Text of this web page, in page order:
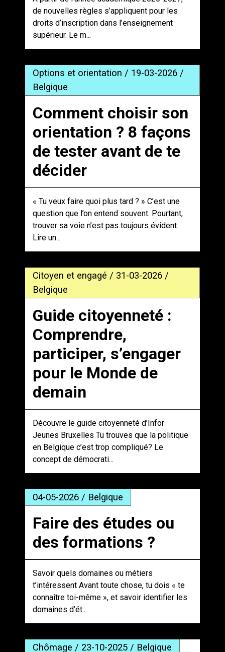
de nouvelles règles s’appliquent pour les
droits d’inscription dans l’enseignement
supérieur. Le m...
Options et orientation / 19-03-2026 /
Belgique
Comment choisir son
orientation ? 8 façons
de tester avant de te
décider
« Tu veux faire quoi plus tard ? » C’est une
question que l’on entend souvent. Pourtant,
trouver sa voie n’est pas toujours évident.
Lire un...
Citoyen et engagé / 31-03-2026 /
Belgique
Guide citoyenneté :
Comprendre,
participer, s’engager
pour le Monde de
demain
Découvre le guide citoyenneté d’Infor
Jeunes Bruxelles Tu trouves que la politique
en Belgique c’est trop compliqué? Le
concept de démocrati...
04-05-2026 / Belgique
Faire des études ou
des formations ?
Savoir quels domaines ou métiers
t’intéressent Avant toute chose, tu dois « te
connaître toi-même », et savoir identifier les
domaines d’ét...
Chômage / 23-10-2025 / Belgique